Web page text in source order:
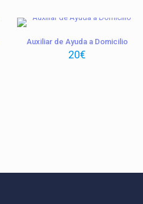
Auxiliar de Ayuda a Domicilio
20€